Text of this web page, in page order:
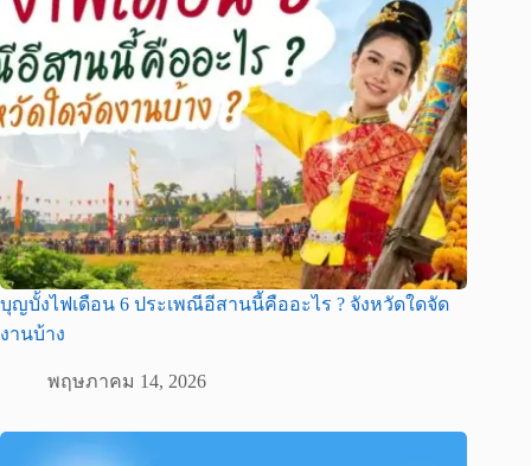
บุญบั้งไฟเดือน 6 ประเพณีอีสานนี้คืออะไร ? จังหวัดใดจัด
งานบ้าง
พฤษภาคม 14, 2026